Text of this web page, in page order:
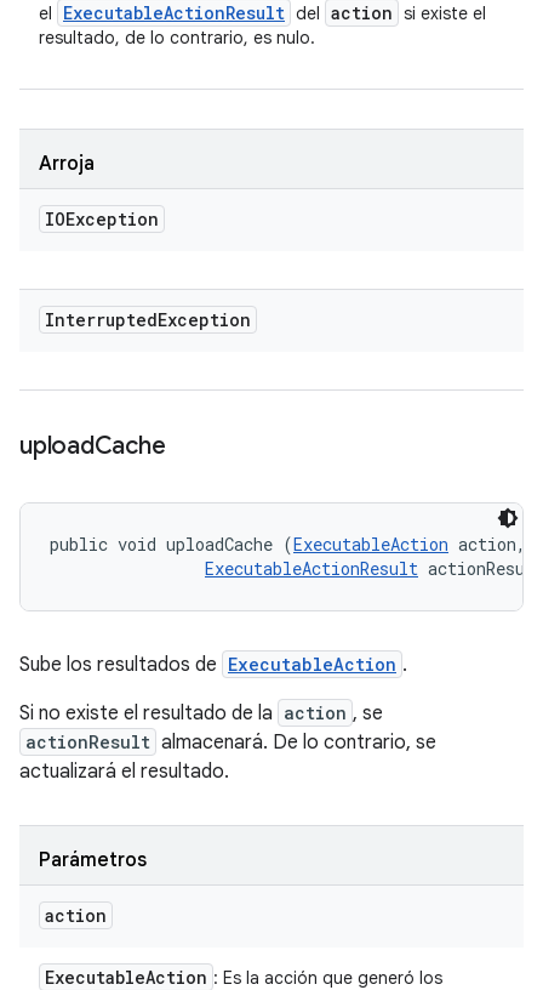
el ExecutableActionResult del action si existe el
resultado, de lo contrario, es nulo.
Arroja
IOException
InterruptedException
uploadCache
public void uploadCache (ExecutableAction action,
ExecutableActionResult
Sube los resultados de ExecutableAction .
Si no existe el resultado de la action , se
actionResult almacenará. De lo contrario, se
actualizará el resultado.
Parámetros
action
ExecutableAction : Es la acción que generó los